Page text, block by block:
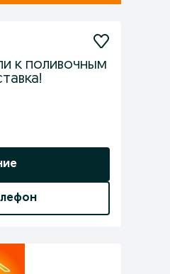
к поливочным